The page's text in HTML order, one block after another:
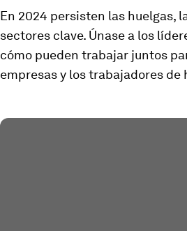
En 2024 persisten las huelgas,
sectores clave. Únase a los
cómo pueden trabajar juntos
empresas y los trabajadores de